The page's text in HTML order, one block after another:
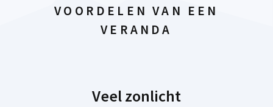
VOORDELEN VAN EEN
VERANDA
Veel zonlicht